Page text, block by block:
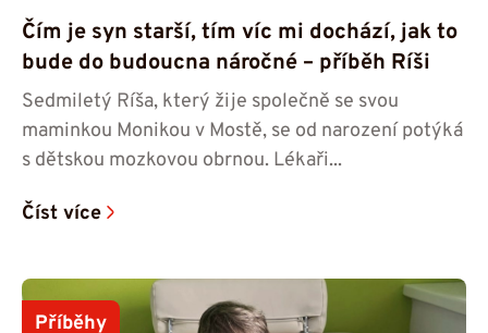
Čím je syn starší, tím víc mi dochází, jak to
bude do budoucna náročné – příběh Ríši
Sedmiletý Ríša, který žije společně se svou
maminkou Monikou v Mostě, se od narození potýká
s dětskou mozkovou obrnou. Lékaři...
Číst více
Příběhy